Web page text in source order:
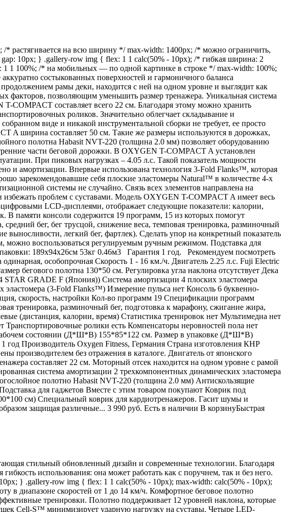
* растягивается на всю ширину */ max-width: 1400px; /* можно ограничить,
10px; } .gallery-row img { flex: 1 1 calc(50% - 10px); /* гибкая ширина: 2
1 100%; /* на мобильных — по одной картинке в строке */ max-width: 100%;
состыкованных поверхностей и гармоничного баланса
рамы деки, находится с ней на одном уровне и выглядит как
факторов, позволяющим уменьшить размер тренажера. Уникальная система
COMPACT составляет всего 22 см. Благодаря этому можно хранить
роликов. Значительно облегчает складывание и
виде и никакой инструментальной сборки не требует, ее просто
A ширина составляет 50 см. Такие же размеры используются в дорожках,
полотна Habasit NVT-220 (толщина 2.0 мм) позволяет оборудованию
части беговой дорожки. В OXYGEN T-COMPACT A установлен
При пиковых нагрузках – 4.05 л.с. Такой показатель мощности
и амортизации. Впервые использована технология 3-Fold Flanks™, которая
зарекомендовавшие себя плоские эластомеры Natural™ в количестве 4-х
системы не случайно. Связь всех элементов направлена на
проблем с суставами. Модель OXYGEN T-COMPACT A имеет весь
LCD-дисплеями, отображает следующие показатели: калории,
В памяти консоли содержится 19 программ, 15 из которых помогут
бег, бег трусцой, снижение веса, темповая тренировка, разминочный
выносливости, легкий бег, фартлек). Сделать упор на конкретный показатель
воспользоваться регулируемым ручным режимом. Подставка для
189х94х26см 53кг 0.46м3 Гарантия 1 год. Рекомендуем посмотреть
особопрочная Скорость 1 - 16 км./ч. Двигатель 2.25 л.с. Fuji Electric
бегового полотна 130*50 см. Регулировка угла наклона отсутствует Дека
GRADE F (Япония)) Система амортизации 4 плоских эластомера
(3-Fold Flanks™) Измерение пульса нет Консоль 6 буквенно-
скорость, настройки Кол-во программ 19 Спецификации программ
тренировка, разминочный бег, подготовка к марафону, сжигание жира,
(дистанция, калории, время) Статистика тренировок нет Мультимедиа нет
Транспортировочные ролики есть Компенсаторы неровностей пола нет
состоянии (Д*Ш*В) 155*85*122 см. Размер в упаковке (Д*Ш*В)
год Производитель Oxygen Fitness, Германия Страна изготовления КНР
производителем без отражения в каталоге. Двигатель от японского
составляет 22 см. Моторный отсек находится на одном уровне с рамой
система амортизации 2 трехкомпонентных динамических эластомера
полотно Habasit NVT-220 (толщина 2.0 мм) Антискользящие
для гаджетов Вместе с этим товаром покупают Коврик под
см) Специальный коврик для кардиотренажеров. Гасит шумы и
защищая различные... 3 990 руб. Есть в наличии В корзинуБыстрая
стильный обновленный дизайн и современные технологии. Благодаря
использования: она может работать как с поручнем, так и без него.
} .gallery-row img { flex: 1 1 calc(50% - 10px); max-width: calc(50% - 10px);
в диапазоне скоростей от 1 до 14 км/ч. Комфортное беговое полотно
тренировки. Полотно поддерживает 12 уровней наклона, которые
Cell-S™ минимизирует ударную нагрузку на суставы. Четыре LED-